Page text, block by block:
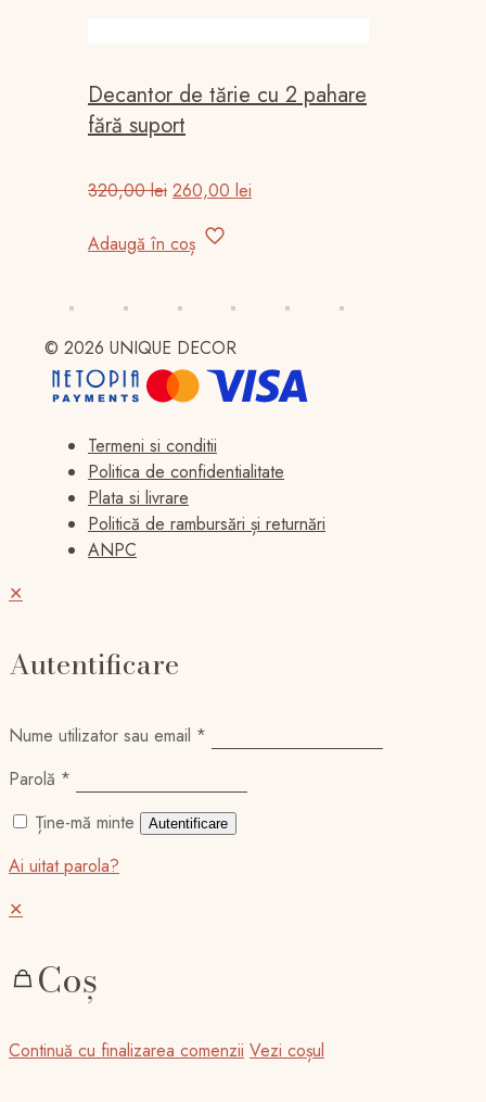
Decantor de tărie cu 2 pahare
fără suport
320,00lei Prețul
a
260,00 lei
Adaugă în coș
© 2026 UNIQUE DECOR
Termeni si conditii
Politica de confidentialitate
Plata si livrare
Politică de rambursări și returnări
ANPC
✕
Autentificare
Nume utilizator sau email *
Parolă *
Ține-mă minte
Autentificare
Ai uitat parola?
✕
Coș
Continuă cu finalizarea comenzii Vezi coșul